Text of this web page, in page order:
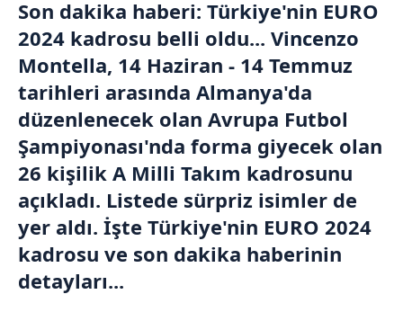
Son dakika haberi: Türkiye'nin EURO
2024 kadrosu belli oldu... Vincenzo
Montella, 14 Haziran - 14 Temmuz
tarihleri arasında Almanya'da
düzenlenecek olan Avrupa Futbol
Şampiyonası'nda forma giyecek olan
26 kişilik A Milli Takım kadrosunu
açıkladı. Listede sürpriz isimler de
yer aldı. İşte Türkiye'nin EURO 2024
kadrosu ve son dakika haberinin
detayları...